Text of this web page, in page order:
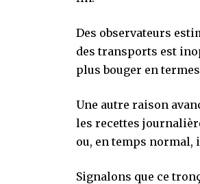
Des observateurs
des transports est
plus bouger en
Une autre raison
les recettes
ou, en temps normal,
Signalons que ce